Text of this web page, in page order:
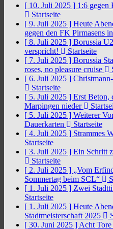
[ 10. Juli 2025 ] 1:6 gegen
Startseite
[ 9. Juli 2025 ] Heute
gegen den FK Pirmasens
[ 8. Juli 2025 ] Borussia
verspricht!
Startseite
[ 7. Juli 2025 ] Borussia
roses, no pleasure cruise
[ 6. Juli 2025 ]
Startseite
[ 5. Juli 2025 ] Erst Beton,
Marpingen nieder
[ 5. Juli 2025 ] Weiterer
Dauerkarten
Startseite
[ 4. Juli 2025 ] Strammes
Startseite
[ 3. Juli 2025 ] Ein Schritt
Startseite
[ 2. Juli 2025 ] „Vom
Sommertag beim SCL“
[ 1. Juli 2025 ] Zwei
Startseite
[ 1. Juli 2025 ] Heute
Stadtmeisterschaft 2025
[ 30. Juni 2025 ] Acht